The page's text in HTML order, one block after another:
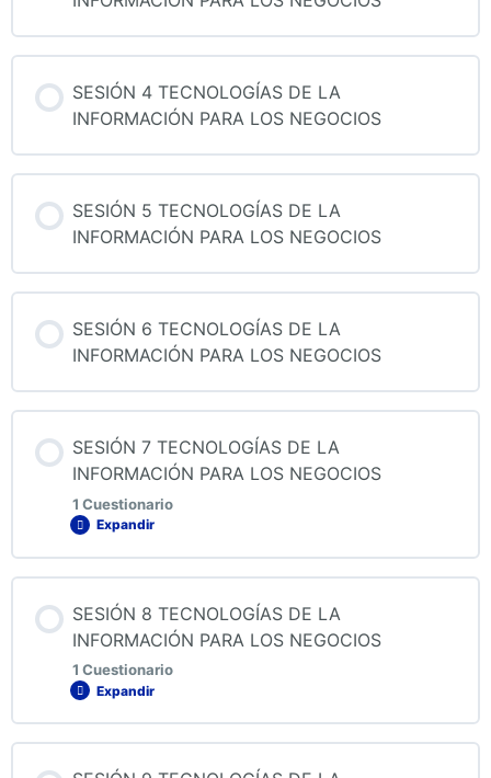
SESIÓN 4 TECNOLOGÍAS DE LA
INFORMACIÓN PARA LOS NEGOCIOS
SESIÓN 5 TECNOLOGÍAS DE LA
INFORMACIÓN PARA LOS NEGOCIOS
SESIÓN 6 TECNOLOGÍAS DE LA
INFORMACIÓN PARA LOS NEGOCIOS
SESIÓN 7 TECNOLOGÍAS DE LA
INFORMACIÓN PARA LOS NEGOCIOS
1 Cuestionario
Expandir
Quiz 7 Tecnologías de la información para los negocios
SESIÓN 8 TECNOLOGÍAS DE LA
INFORMACIÓN PARA LOS NEGOCIOS
1 Cuestionario
Expandir